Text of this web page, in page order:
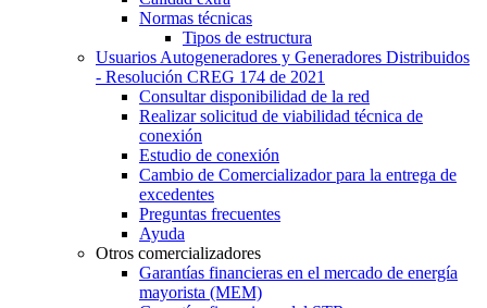
Normas técnicas
Tipos de estructura
Usuarios Autogeneradores y Generadores Distribuidos
- Resolución CREG 174 de 2021
Consultar disponibilidad de la red
Realizar solicitud de viabilidad técnica de
conexión
Estudio de conexión
Cambio de Comercializador para la entrega de
excedentes
Preguntas frecuentes
Ayuda
Otros comercializadores
Garantías financieras en el mercado de energía
mayorista (MEM)